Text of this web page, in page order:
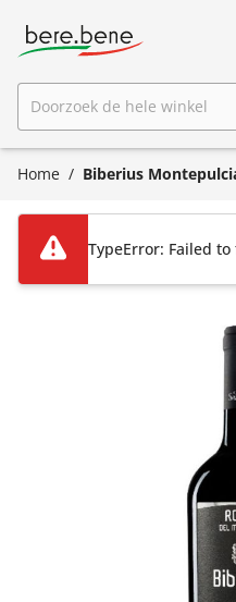
Doorzoek de hele winkel
Home / Biberius
TypeError: Failed to